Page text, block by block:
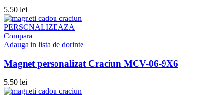
5.50 lei
PERSONALIZEAZA
Compara
Adauga in lista de dorinte
Magnet personalizat Craciun MCV-06-9X6
5.50 lei